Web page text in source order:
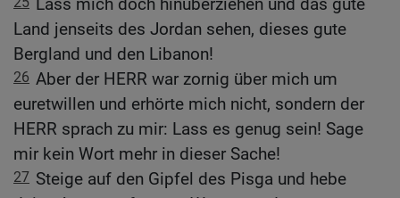
Land jenseits des Jordan sehen, dieses gute
Bergland und den Libanon!
26 Aber der HERR war zornig über mich um
euretwillen und erhörte mich nicht, sondern der
HERR sprach zu mir: Lass es genug sein! Sage
mir kein Wort mehr in dieser Sache!
27 Steige auf den Gipfel des Pisga und hebe